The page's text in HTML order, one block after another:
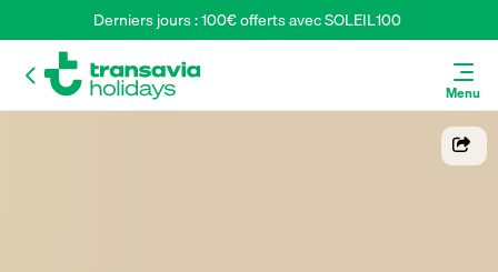
Derniers jours : 100€ offerts avec SOLEIL100
Menu